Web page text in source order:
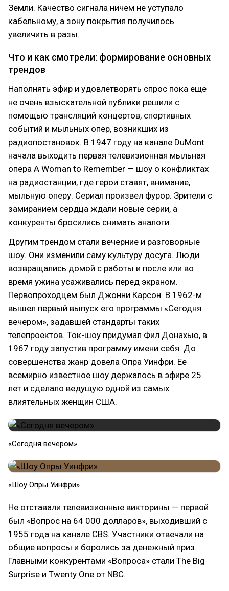
Земли. Качество сигнала ничем не уступало
кабельному, а зону покрытия получилось
увеличить в разы.
Что и как смотрели: формирование основных
трендов
Наполнять эфир и удовлетворять спрос пока еще
не очень взыскательной публики решили с
помощью трансляций концертов, спортивных
событий и мыльных опер, возникших из
радиопостановок. В 1947 году на канале DuMont
начала выходить первая телевизионная мыльная
опера A Woman to Remember — шоу о конфликтах
на радиостанции, где герои ставят, внимание,
мыльную оперу. Сериал произвел фурор. Зрители с
замиранием сердца ждали новые серии, а
конкуренты бросились снимать аналоги.
Другим трендом стали вечерние и разговорные
шоу. Они изменили саму культуру досуга. Люди
возвращались домой с работы и после или во
время ужина усаживались перед экраном.
Первопроходцем был Джонни Карсон. В 1962-м
вышел первый выпуск его программы «Сегодня
вечером», задавшей стандарты таких
телепроектов. Ток-шоу придумал Фил Донахью, в
1967 году запустив программу имени себя. До
совершенства жанр довела Опра Уинфри. Ее
всемирно известное шоу держалось в эфире 25
лет и сделало ведущую одной из самых
влиятельных женщин США.
«Сегодня вечером»
«Шоу Опры Уинфри»
Не отставали телевизионные викторины — первой
был «Вопрос на 64 000 долларов», выходивший с
1955 года на канале CBS. Участники отвечали на
общие вопросы и боролись за денежный приз.
Главными конкурентами «Вопроса» стали The Big
Surprise и Twenty One от NBC.